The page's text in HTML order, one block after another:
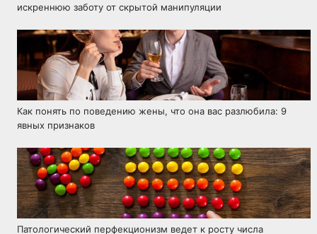
искреннюю заботу от скрытой манипуляции
Как понять по поведению жены, что она вас разлюбила: 9
явных признаков
Патологический перфекционизм ведет к росту числа